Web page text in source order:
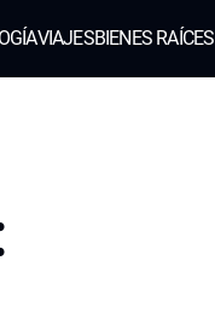
VIAJESBIENES RAÍCES